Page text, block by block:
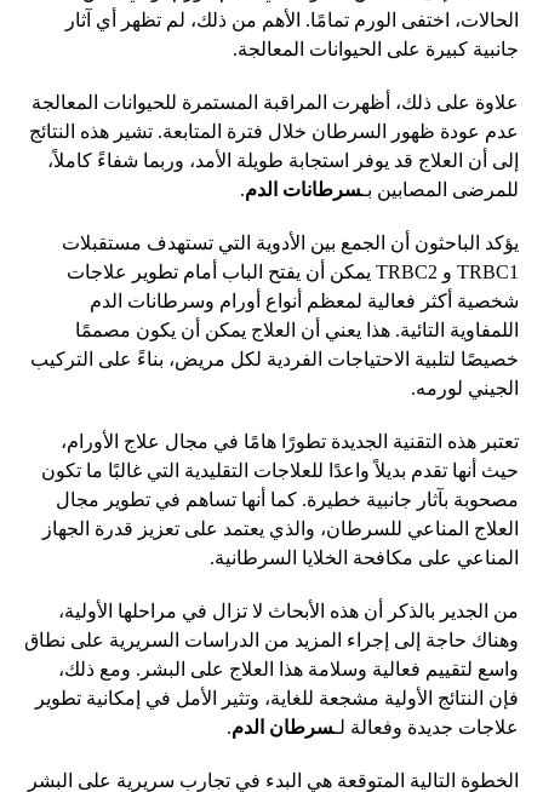
الحالات، اختفى الورم تمامًا. الأهم من ذلك، لم تظهر أي آثار
جانبية كبيرة على الحيوانات المعالجة.
علاوة على ذلك، أظهرت المراقبة المستمرة للحيوانات المعالجة
عدم عودة ظهور السرطان خلال فترة المتابعة. تشير هذه النتائج
إلى أن العلاج قد يوفر استجابة طويلة الأمد، وربما شفاءً كاملاً،
للمرضى المصابين بـسرطانات الدم.
يؤكد الباحثون أن الجمع بين الأدوية التي تستهدف مستقبلات
TRBC1 و TRBC2 يمكن أن يفتح الباب أمام تطوير علاجات
شخصية أكثر فعالية لمعظم أنواع أورام وسرطانات الدم
اللمفاوية التائية. هذا يعني أن العلاج يمكن أن يكون مصممًا
خصيصًا لتلبية الاحتياجات الفردية لكل مريض، بناءً على التركيب
الجيني لورمه.
تعتبر هذه التقنية الجديدة تطورًا هامًا في مجال علاج الأورام،
حيث أنها تقدم بديلاً واعدًا للعلاجات التقليدية التي غالبًا ما تكون
مصحوبة بآثار جانبية خطيرة. كما أنها تساهم في تطوير مجال
العلاج المناعي للسرطان، والذي يعتمد على تعزيز قدرة الجهاز
المناعي على مكافحة الخلايا السرطانية.
من الجدير بالذكر أن هذه الأبحاث لا تزال في مراحلها الأولية،
وهناك حاجة إلى إجراء المزيد من الدراسات السريرية على نطاق
واسع لتقييم فعالية وسلامة هذا العلاج على البشر. ومع ذلك،
فإن النتائج الأولية مشجعة للغاية، وتثير الأمل في إمكانية تطوير
علاجات جديدة وفعالة لـسرطان الدم.
الخطوة التالية المتوقعة هي البدء في تجارب سريرية على البشر